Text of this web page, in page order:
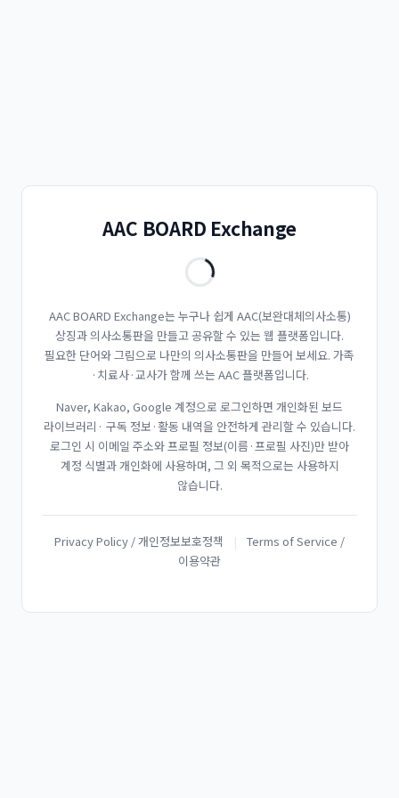
AAC BOARD Exchange
AAC BOARD Exchange는 누구나 쉽게 AAC(보완대체의사소통)
상징과 의사소통판을 만들고 공유할 수 있는 웹 플랫폼입니다.
필요한 단어와 그림으로 나만의 의사소통판을 만들어 보세요. 가족
·치료사·교사가 함께 쓰는 AAC 플랫폼입니다.
Naver, Kakao, Google 계정으로 로그인하면 개인화된 보드
라이브러리· 구독 정보·활동 내역을 안전하게 관리할 수 있습니다.
로그인 시 이메일 주소와 프로필 정보(이름·프로필 사진)만 받아
계정 식별과 개인화에 사용하며, 그 외 목적으로는 사용하지
않습니다.
Privacy Policy / 개인정보보호정책 |
Terms of Service /
이용약관